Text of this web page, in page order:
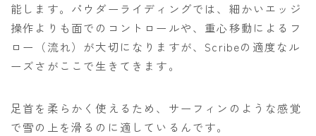
能します。パウダーライディングでは、細かいエッジ
操作よりも面でのコントロールや、重心移動によるフ
ロー（流れ）が大切になりますが、Scribeの適度なル
ーズさがここで生きてきます。
足首を柔らかく使えるため、サーフィンのような感覚
で雪の上を滑るのに適しているんです。